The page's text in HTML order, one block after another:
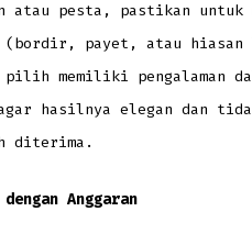
atau pesta, pastikan untuk
(bordir, payet, atau hiasan
pilih memiliki pengalaman
hasilnya elegan dan
diterima.
Anggaran